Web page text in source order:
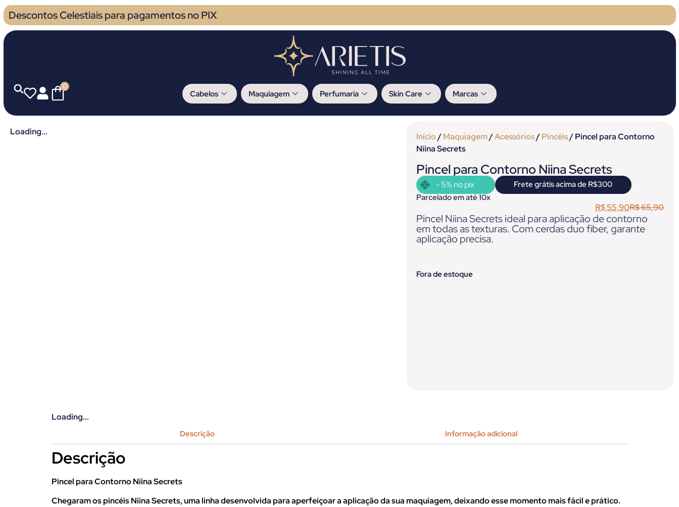
Descontos Celestiais para pagamentos no PIX
Cabelos Maquiagem Perfumaria Skin Care Marcas
0
Loading... Início/Maquiagem/Acessórios/Pincéis/ Pincel para Contorno
Niina Secrets
Pincel para Contorno Niina Secrets
- 5% no pix
Frete grátis acima de R$300
Parcelado em até 10x
R$65,90
R$55,90
Pincel Niina Secrets ideal para aplicação de contorno
em todas as texturas. Com cerdas duo fiber, garante
aplicação precisa.
Fora de estoque
Loading...
Descrição Informação adicional
Descrição
Pincel para Contorno Niina Secrets
Chegaram os pincéis Niina Secrets, uma linha desenvolvida para aperfeiçoar a aplicação da sua maquiagem, deixando esse momento mais fácil e prático.